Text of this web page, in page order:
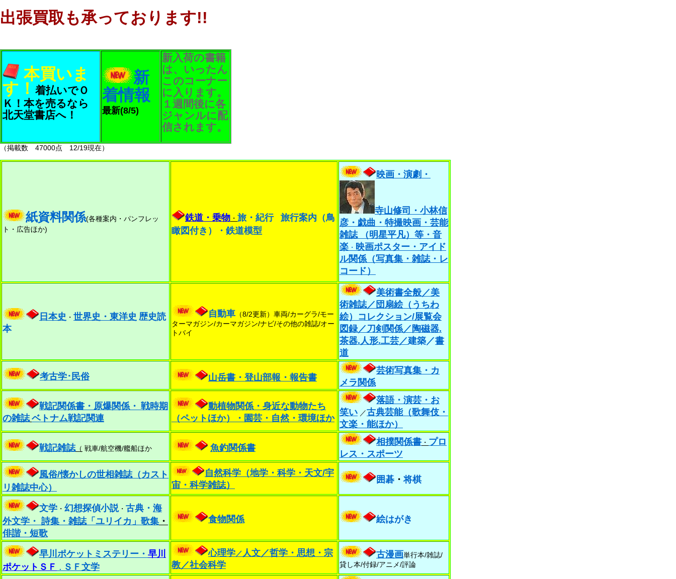
出張買取も承っております!!
本買いま
す！ 着払いでＯ
Ｋ！本を売るなら
北天堂書店へ！
新
着情報
最新(8/5)
新入荷の書籍
は、いったん
このコーナー
に入ります。
１週間後に各
ジャンルに配
信されます。
（掲載数 47000点 12/19現在）
紙資料関係(各種案内・パンフレッ
ト・広告ほか)
鉄道 ・乗物 ・ 旅・紀行
旅行案内（鳥
瞰図付き）・鉄道模型
映画・演劇・
寺山修司 ・小林信
彦・戯曲・特撮映画・芸能
雑誌 （明星平凡）等・音
楽 ・ 映画ポスター・アイド
ル関係（写真集・雑誌・レ
コード）
日本史 ・ 世界史・東洋史 歴史読
本
自動車 （8/2更新）車両/カーグラ/モー
ターマガジン/カーマガジン/ナビ/その他の雑誌/オー
トバイ
美術書全般／美
術雑誌／団扇絵（うちわ
絵）コレクション/展覧会
図録／ 刀剣関係／ 陶磁器.
茶器.人形.工芸／建築／書
道
考古学･民俗 山岳書・登山部報・報告書
芸術写真集 ・ カ
メラ関係
戦記関係書・原爆関係・ 戦時期
の雑誌 ベトナム戦記関連
動植物関係・身近な動物たち
（ペットほか）・園芸・自然・環境ほか
落語・演芸・お
笑い ／古典芸能（歌舞伎・
文楽・能ほか）
戦記雑誌（ 戦車/航空機/艦船ほか 魚釣関係書
相撲関係書 ・ プロ
レス・ スポーツ
風俗/懐かしの世相雑誌（カスト
リ雑誌中心）
自然科学（地学・科学・天文/宇
宙・科学雑誌）
囲碁 ・ 将棋
文学 ・ 幻想探偵小説・ 古典・ 海
外文学・ 詩集・雑誌「ユリイカ」 歌集 ・
俳諧・短歌
食物関係 絵はがき
早川ポケットミステリー・ 早川
ポケットＳＦ ． ＳＦ文学
心理学／人文／哲学・思想・宗
教／社会科学
古漫画単行本/雑誌/
貸し本/付録/アニメ/評論